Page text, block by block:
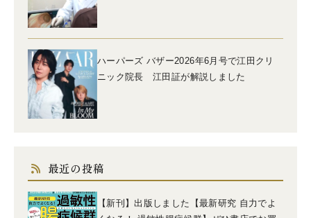
ハーパーズ バザー2026年6月号で江田クリ
ニック院長 江田証が解説しました
最近の投稿
【新刊】出版しました【最新研究 自力でよ